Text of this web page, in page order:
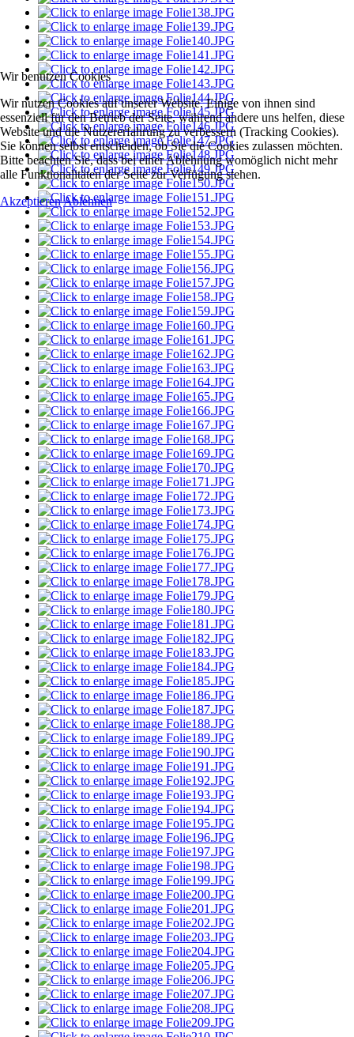
Wir benutzen Cookies
Wir nutzen Cookies auf unserer Website. Einige von ihnen sind
essenziell für den Betrieb der Seite, während andere uns helfen, diese
Website und die Nutzererfahrung zu verbessern (Tracking Cookies).
Sie können selbst entscheiden, ob Sie die Cookies zulassen möchten.
Bitte beachten Sie, dass bei einer Ablehnung womöglich nicht mehr
alle Funktionalitäten der Seite zur Verfügung stehen.
AkzeptierenAblehnen